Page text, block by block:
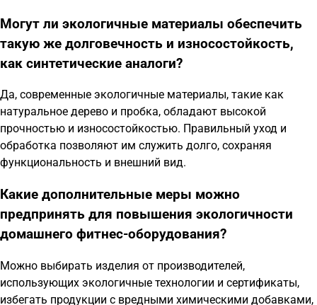
Могут ли экологичные материалы обеспечить
такую же долговечность и износостойкость,
как синтетические аналоги?
Да, современные экологичные материалы, такие как
натуральное дерево и пробка, обладают высокой
прочностью и износостойкостью. Правильный уход и
обработка позволяют им служить долго, сохраняя
функциональность и внешний вид.
Какие дополнительные меры можно
предпринять для повышения экологичности
домашнего фитнес-оборудования?
Можно выбирать изделия от производителей,
использующих экологичные технологии и сертификаты,
избегать продукции с вредными химическими добавками,